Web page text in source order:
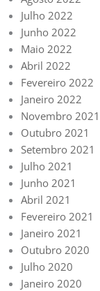
Julho 2022
Junho 2022
Maio 2022
Abril 2022
Fevereiro 2022
Janeiro 2022
Novembro 2021
Outubro 2021
Setembro 2021
Julho 2021
Junho 2021
Abril 2021
Fevereiro 2021
Janeiro 2021
Outubro 2020
Julho 2020
Janeiro 2020